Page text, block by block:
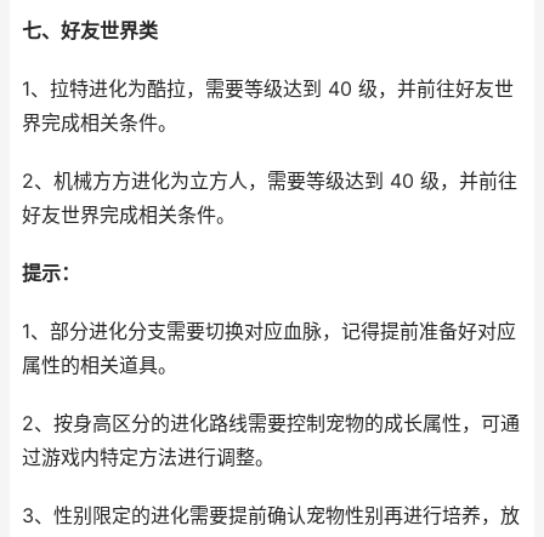
七、好友世界类
1、拉特进化为酷拉，需要等级达到 40 级，并前往好友世
界完成相关条件。
2、机械方方进化为立方人，需要等级达到 40 级，并前往
好友世界完成相关条件。
提示：
1、部分进化分支需要切换对应血脉，记得提前准备好对应
属性的相关道具。
2、按身高区分的进化路线需要控制宠物的成长属性，可通
过游戏内特定方法进行调整。
3、性别限定的进化需要提前确认宠物性别再进行培养，放